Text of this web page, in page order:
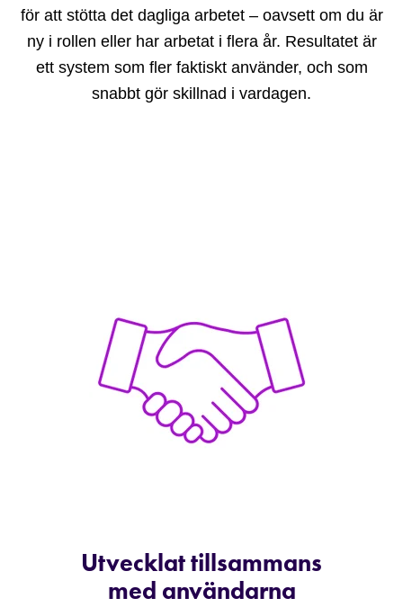
för att stötta det dagliga arbetet – oavsett om du är
ny i rollen eller har arbetat i flera år. Resultatet är
ett system som fler faktiskt använder, och som
snabbt gör skillnad i vardagen.
Utvecklat tillsammans
med användarna